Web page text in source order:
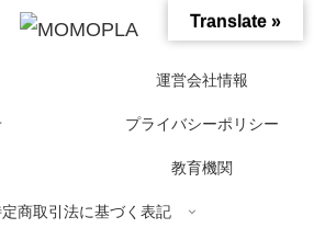
運営会社情報
プライバシーポリシー
教育機関
商取引法に基づく表記
Translate »